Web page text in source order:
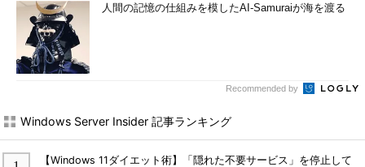
人間の記憶の仕組みを模したAI-Samuraiが海を渡る
Recommended by
Windows Server Insider 記事ランキング
【Windows 11ダイエット術】「隠れた不要サービス」を停止して